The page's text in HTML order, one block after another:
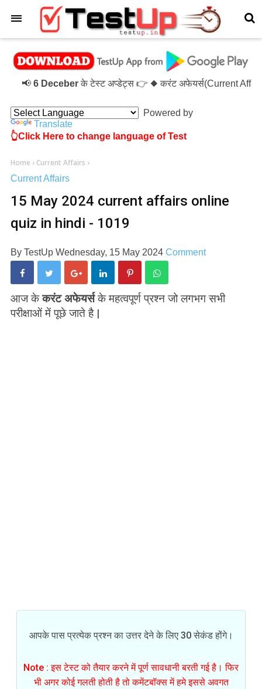
6 Deceberके टेस्ट अप्डेट्स 👉 ◆ करंट अफेयर्स(Current Affairs)-
Powered by
Translate
👆Click Here to change language of Test
Home › Current Affairs ›
Current Affairs
15 May 2024 current affairs online
quiz in hindi - 1019
By TestUp Wednesday, 15 May 2024 Comment
आज केकरंट अफेयर्सके महत्वपूर्ण प्रश्न जो लगभग सभी
परीक्षाओं में पूछे जाते है |
आपके पास प्रत्येक प्रश्न का उत्तर देने के लिए 30 सेकंड होंगे।
Note : इस टेस्ट को तैयार करने में पूर्ण सावधानी बरती गई है। फिर
भी अगर कोई गलती होती है तो कमेंटबॉक्स में हमे इससे अवगत